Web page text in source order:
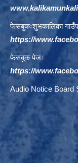
फेसबुकःशुभकालिका
https://
फेसबुक पेजः
https://
Audio Notice Board